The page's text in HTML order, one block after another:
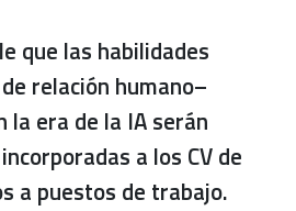
que las habilidades
relación humano–
la era de la IA serán
a los CV de
a puestos de trabajo.